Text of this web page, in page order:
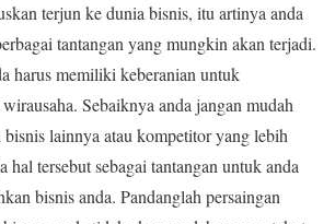
terjun ke dunia bisnis, itu artinya anda
tantangan yang mungkin akan terjadi.
harus memiliki keberanian untuk
Sebaiknya anda jangan mudah
lainnya atau kompetitor yang lebih
hal tersebut sebagai tantangan untuk anda
bisnis anda. Pandanglah persaingan